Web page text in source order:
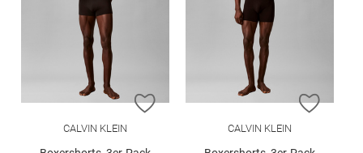
ZUR WUNSCHLISTE HINZUFÜGEN
CALVIN KLEIN
ZUR
CALVIN KLEIN